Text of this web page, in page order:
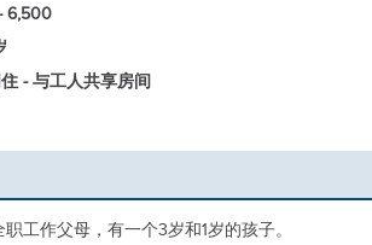
6,500
- 与工人共享房间
工作父母，有一个3岁和1岁的孩子。